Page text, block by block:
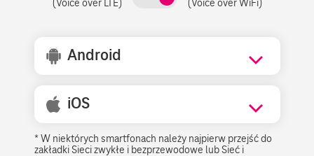
(Voice over LTE)
(Voice over WiFi)
Android
iOS
* W niektórych smartfonach należy najpierw przejść do
zakładki Sieci zwykłe i bezprzewodowe lub Sieć i